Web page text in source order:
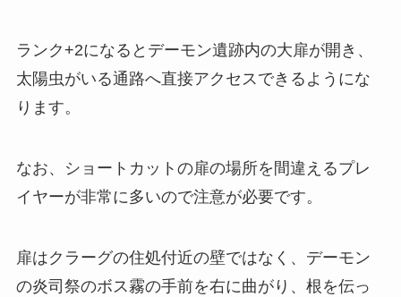
ランク+2になるとデーモン遺跡内の大扉が開き、
太陽虫がいる通路へ直接アクセスできるようにな
ります。
なお、ショートカットの扉の場所を間違えるプレ
イヤーが非常に多いので注意が必要です。
扉はクラーグの住処付近の壁ではなく、デーモン
の炎司祭のボス霧の手前を右に曲がり、根を伝っ